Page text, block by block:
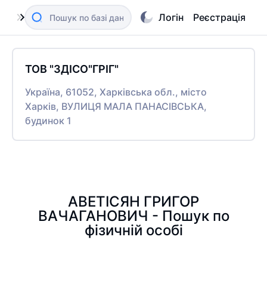
Логін Реєстрація
ТОВ "ЗДІСО"ГРІГ"
Україна, 61052, Харківська обл., місто
Харків, ВУЛИЦЯ МАЛА ПАНАСІВСЬКА,
будинок 1
АВЕТІСЯН ГРИГОР
ВАЧАГАНОВИЧ - Пошук по
фізичній особі